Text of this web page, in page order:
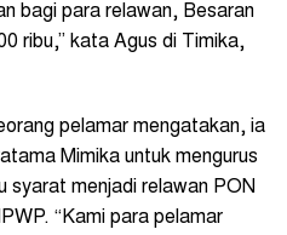
bagi para relawan, Besaran
ribu,” kata Agus di Timika,
pelamar mengatakan, ia
Mimika untuk mengurus
syarat menjadi relawan PON
“Kami para pelamar